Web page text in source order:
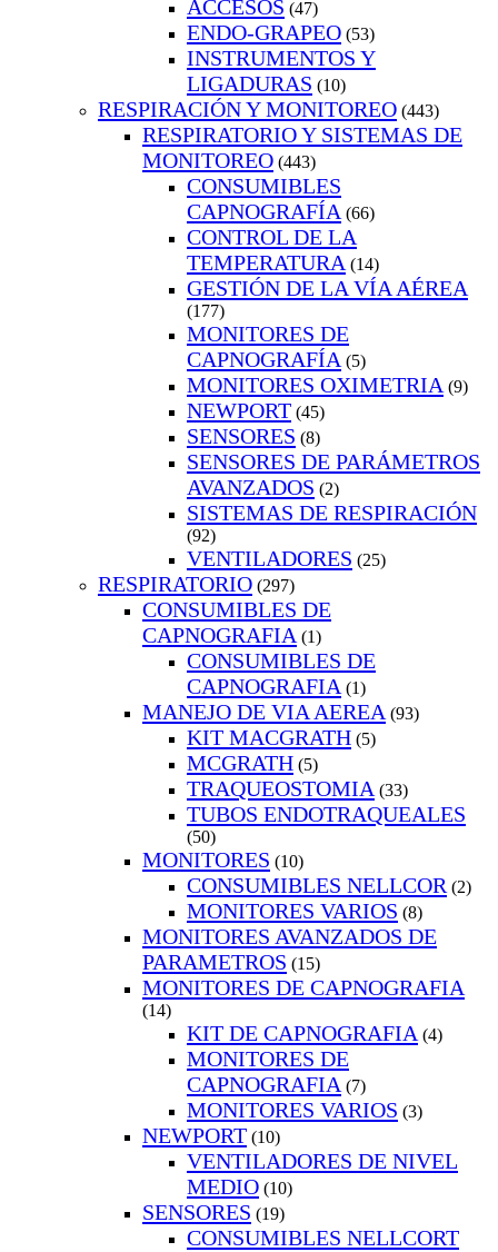
ACCESOS (47)
ENDO-GRAPEO (53)
INSTRUMENTOS Y
LIGADURAS (10)
RESPIRACIÓN Y MONITOREO (443)
RESPIRATORIO Y SISTEMAS DE
MONITOREO (443)
CONSUMIBLES
CAPNOGRAFÍA (66)
CONTROL DE LA
TEMPERATURA (14)
GESTIÓN DE LA VÍA AÉREA
(177)
MONITORES DE
CAPNOGRAFÍA (5)
MONITORES OXIMETRIA (9)
NEWPORT (45)
SENSORES (8)
SENSORES DE PARÁMETROS
AVANZADOS (2)
SISTEMAS DE RESPIRACIÓN
(92)
VENTILADORES (25)
RESPIRATORIO (297)
CONSUMIBLES DE
CAPNOGRAFIA (1)
CONSUMIBLES DE
CAPNOGRAFIA (1)
MANEJO DE VIA AEREA (93)
KIT MACGRATH (5)
MCGRATH (5)
TRAQUEOSTOMIA (33)
TUBOS ENDOTRAQUEALES
(50)
MONITORES (10)
CONSUMIBLES NELLCOR (2)
MONITORES VARIOS (8)
MONITORES AVANZADOS DE
PARAMETROS (15)
MONITORES DE CAPNOGRAFIA
(14)
KIT DE CAPNOGRAFIA (4)
MONITORES DE
CAPNOGRAFIA (7)
MONITORES VARIOS (3)
NEWPORT (10)
VENTILADORES DE NIVEL
MEDIO (10)
SENSORES (19)
CONSUMIBLES NELLCORT